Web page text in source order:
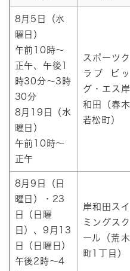
8月5日（水
曜日）
午前10時～
正午、午後1
時30分～3時
30分
8月19日（水
曜日）
午前10時～
正午
スポーツク
ラブ ビッ
グ・エス岸
和田（春木
若松町）
8月9日（日
曜日）・23
日（日曜
日）、9月13
日（日曜日）
午後2時～4
岸和田スイ
ミングスク
ール（荒木
町1丁目）